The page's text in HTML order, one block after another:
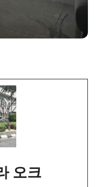
오크